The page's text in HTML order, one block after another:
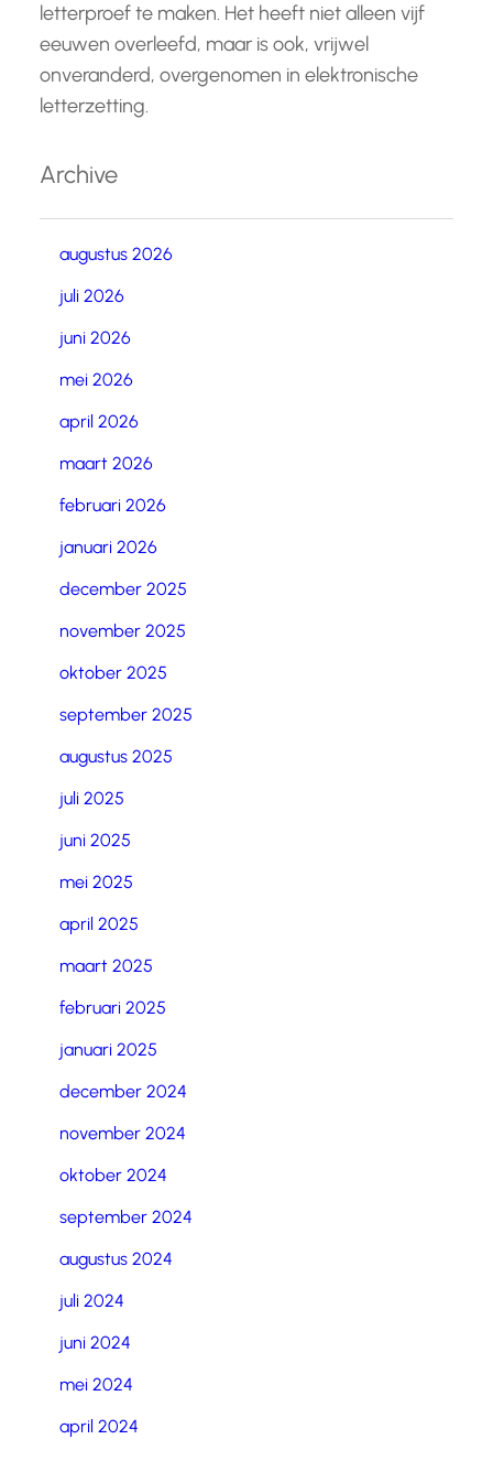
letterproef te maken. Het heeft niet alleen vijf
eeuwen overleefd, maar is ook, vrijwel
onveranderd, overgenomen in elektronische
letterzetting.
Archive
augustus 2026
juli 2026
juni 2026
mei 2026
april 2026
maart 2026
februari 2026
januari 2026
december 2025
november 2025
oktober 2025
september 2025
augustus 2025
juli 2025
juni 2025
mei 2025
april 2025
maart 2025
februari 2025
januari 2025
december 2024
november 2024
oktober 2024
september 2024
augustus 2024
juli 2024
juni 2024
mei 2024
april 2024